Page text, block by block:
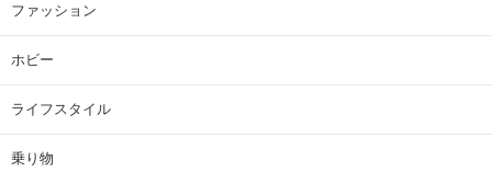
ファッション
ホビー
ライフスタイル
乗り物